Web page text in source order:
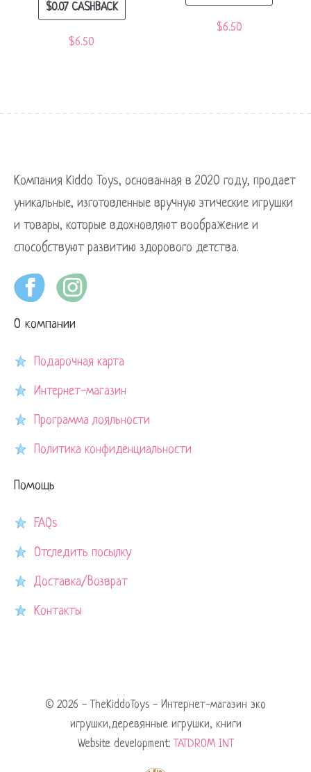
$0.07CASHBACK
$6.50
$6.50
Компания Kiddo Toys, основанная в 2020 году, продает
уникальные, изготовленные вручную этические игрушки
и товары, которые вдохновляют воображение и
способствуют развитию здорового детства.
О компании
Подарочная карта
Интернет-магазин
Программа лояльности
Политика конфиденциальности
Помощь
FAQs
Отследить посылку
Доставка/Возврат
Контакты
© 2026 - TheKiddoToys - Интернет-магазин эко
игрушки,деревянные игрушки, книги
Website development: TATDROM INT